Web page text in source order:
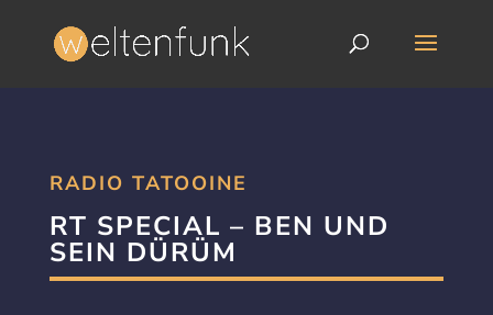
RADIO TATOOINE
RT SPECIAL – BEN UND
SEIN DÜRÜM